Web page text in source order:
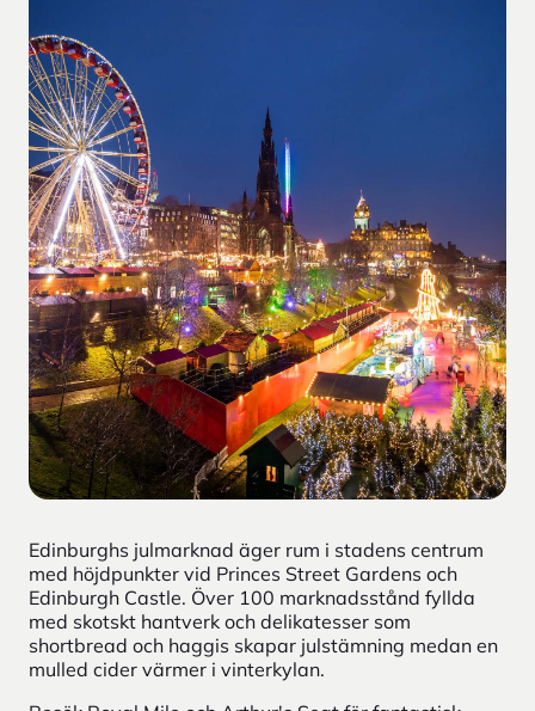
Edinburghs julmarknad äger rum i stadens centrum
med höjdpunkter vid Princes Street Gardens och
Edinburgh Castle. Över 100 marknadsstånd fyllda
med skotskt hantverk och delikatesser som
shortbread och haggis skapar julstämning medan en
mulled cider värmer i vinterkylan.